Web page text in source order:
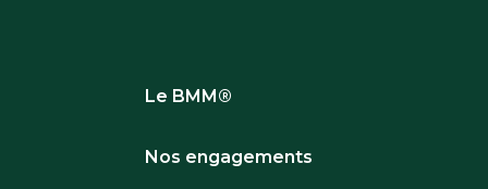
Le BMM®
Nos engagements